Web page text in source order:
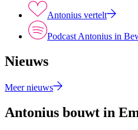
Antonius vertelt
Podcast Antonius in
Nieuws
Meer nieuws
Antonius bouwt in